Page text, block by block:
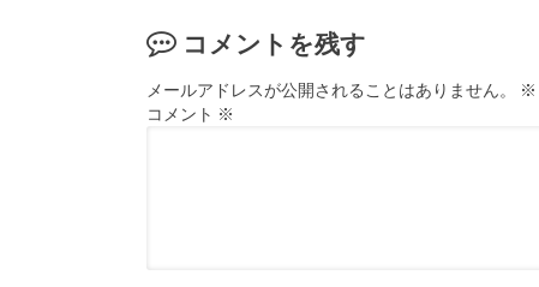
コメントを残す
メールアドレスが公開されることはありません。 ※
コメント ※